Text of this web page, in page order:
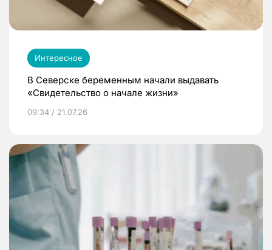
Интересное
В Северске беременным начали выдавать
«Свидетельство о начале жизни»
09:34 / 21.07.26